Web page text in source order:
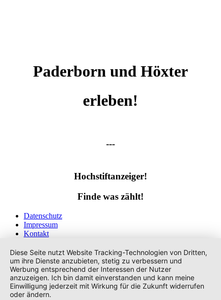
Paderborn und Höxter
erleben!
---
Hochstiftanzeiger!
Finde was zählt!
Datenschutz
Impressum
Kontakt
Diese Seite nutzt Website Tracking-Technologien von Dritten,
um ihre Dienste anzubieten, stetig zu verbessern und
Werbung entsprechend der Interessen der Nutzer
anzuzeigen. Ich bin damit einverstanden und kann meine
Einwilligung jederzeit mit Wirkung für die Zukunft widerrufen
oder ändern.